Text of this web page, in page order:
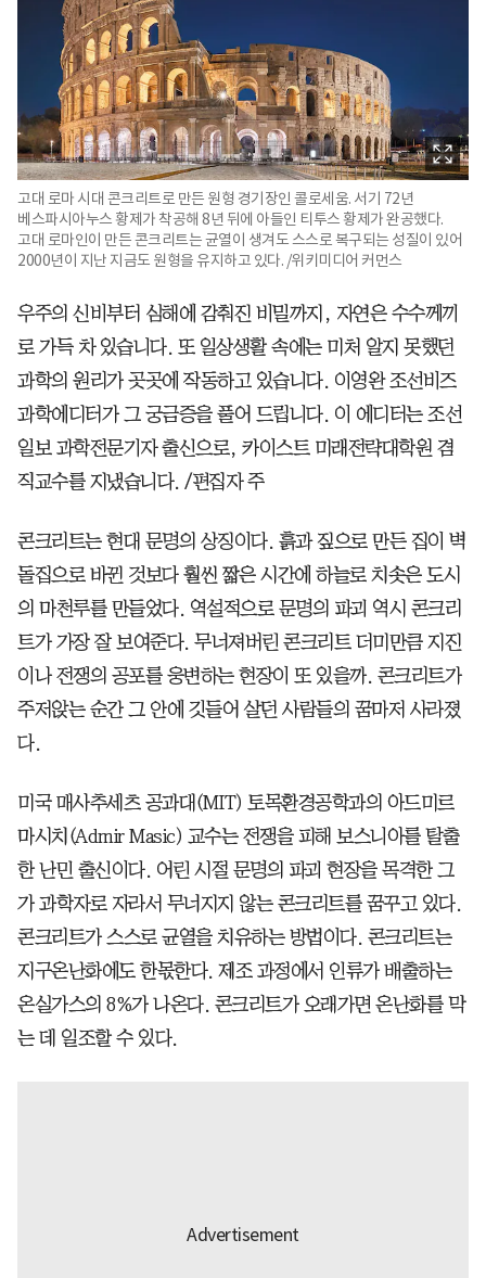
고대 로마 시대 콘크리트로 만든 원형 경기장인 콜로세움. 서기 72년
베스파시아누스 황제가 착공해 8년 뒤에 아들인 티투스 황제가 완공했다.
고대 로마인이 만든 콘크리트는 균열이 생겨도 스스로 복구되는 성질이 있어
2000년이 지난 지금도 원형을 유지하고 있다. /위키미디어 커먼스
우주의 신비부터 심해에 감춰진 비밀까지, 자연은 수수께끼
로 가득 차 있습니다. 또 일상생활 속에는 미처 알지 못했던
과학의 원리가 곳곳에 작동하고 있습니다. 이영완 조선비즈
과학에디터가 그 궁금증을 풀어 드립니다. 이 에디터는 조선
일보 과학전문기자 출신으로, 카이스트 미래전략대학원 겸
직교수를 지냈습니다. /편집자 주
콘크리트는 현대 문명의 상징이다. 흙과 짚으로 만든 집이 벽
돌집으로 바뀐 것보다 훨씬 짧은 시간에 하늘로 치솟은 도시
의 마천루를 만들었다. 역설적으로 문명의 파괴 역시 콘크리
트가 가장 잘 보여준다. 무너져버린 콘크리트 더미만큼 지진
이나 전쟁의 공포를 웅변하는 현장이 또 있을까. 콘크리트가
주저앉는 순간 그 안에 깃들어 살던 사람들의 꿈마저 사라졌
다.
미국 매사추세츠 공과대(MIT) 토목환경공학과의 아드미르
마시치(Admir Masic) 교수는 전쟁을 피해 보스니아를 탈출
한 난민 출신이다. 어린 시절 문명의 파괴 현장을 목격한 그
가 과학자로 자라서 무너지지 않는 콘크리트를 꿈꾸고 있다.
콘크리트가 스스로 균열을 치유하는 방법이다. 콘크리트는
지구온난화에도 한몫한다. 제조 과정에서 인류가 배출하는
온실가스의 8%가 나온다. 콘크리트가 오래가면 온난화를 막
는 데 일조할 수 있다.